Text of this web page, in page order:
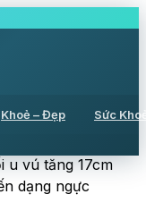
Khoẻ – Đẹp Sức
u vú tăng 17cm
dạng ngực